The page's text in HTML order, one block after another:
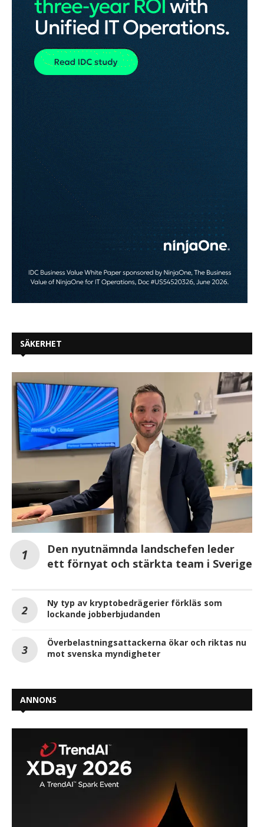
SÄKERHET
Den nyutnämnda landschefen leder
ett förnyat och stärkta team i Sverige
Ny typ av kryptobedrägerier förkläs som
lockande jobberbjudanden
Överbelastningsattackerna ökar och riktas nu
mot svenska myndigheter
ANNONS